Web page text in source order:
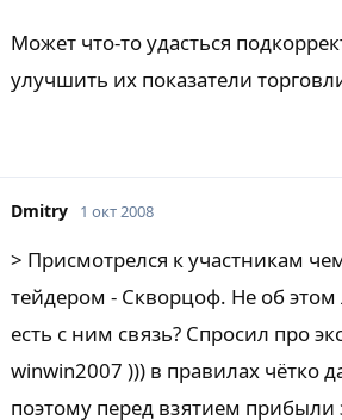
Может что-то удасться
улучшить их показатели
Dmitry 1 окт 2008
> Присмотрелся к участникам
тейдером - Скворцоф. Не об этом
есть с ним связь? Cпросил про
winwin2007 ))) в правилах чётко
поэтому перед взятием прибыли